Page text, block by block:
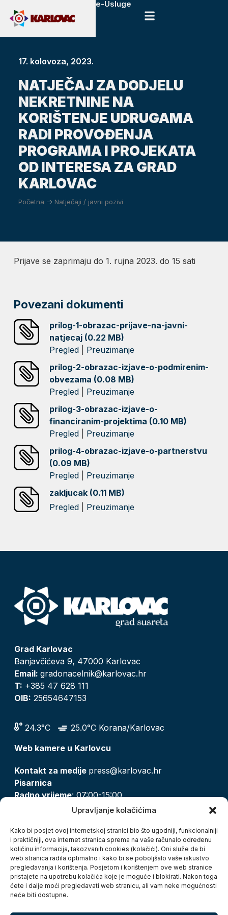
Upravljanje kolačićima
Kako bi posjet ovoj internetskoj stranici bio što ugodniji, funkcionalniji
i praktičniji, ova internet stranica sprema na vaše računalo određenu
količinu informacija, takozvanih cookies (kolačići). Oni služe da bi
web stranica radila optimalno i kako bi se poboljšalo vaše iskustvo
pregledavanja i korištenja. Posjetom i korištenjem ove web stranice
pristajete na upotrebu kolačića koje je moguće i blokirati. Nakon toga
ćete i dalje moći pregledavati web stranicu, ali vam neke mogućnosti
neće biti dostupne.
e-Usluge
17. kolovoza, 2023.
NATJEČAJ ZA DODJELU
NEKRETNINE NA
KORIŠTENJE UDRUGAMA
RADI PROVOĐENJA
PROGRAMA I PROJEKATA
OD INTERESA ZA GRAD
KARLOVAC
Početna -> Natječaji / javni pozivi
Prijave se zaprimaju do 1. rujna 2023. do 15 sati
Povezani dokumenti
prilog-1-obrazac-prijave-na-javni-
natjecaj (0.22 MB)
Pregled
Preuzimanje
prilog-2-obrazac-izjave-o-podmirenim-
obvezama (0.08 MB)
Pregled
Preuzimanje
prilog-3-obrazac-izjave-o-
financiranim-projektima (0.10 MB)
Pregled
Preuzimanje
prilog-4-obrazac-izjave-o-partnerstvu
(0.09 MB)
Pregled
Preuzimanje
zakljucak (0.11 MB)
Pregled
Preuzimanje
Grad Karlovac
Banjavčićeva 9, 47000 Karlovac
Email: gradonacelnik@karlovac.hr
T: +385 47 628 111
OIB: 25654647153
24.3°C
25.0°C Korana/Karlovac
Web kamere u Karlovcu
Kontakt za medije press@karlovac.hr
Pisarnica
Radno vrijeme: 07:00-15:00
pisarnica@karlovac.hr
Zaštita osobnih podataka
Pristup informacijama
Kolačići
Izjava o pristupačnosti